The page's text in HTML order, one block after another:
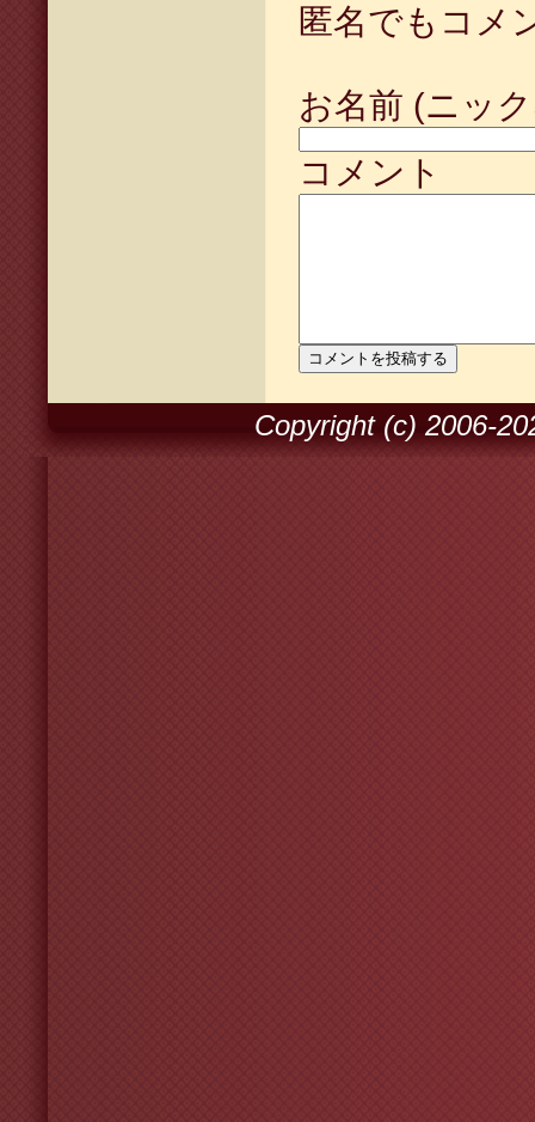
匿名でもコメ
お名前 (ニッ
コメント
Copyright (c) 2006-